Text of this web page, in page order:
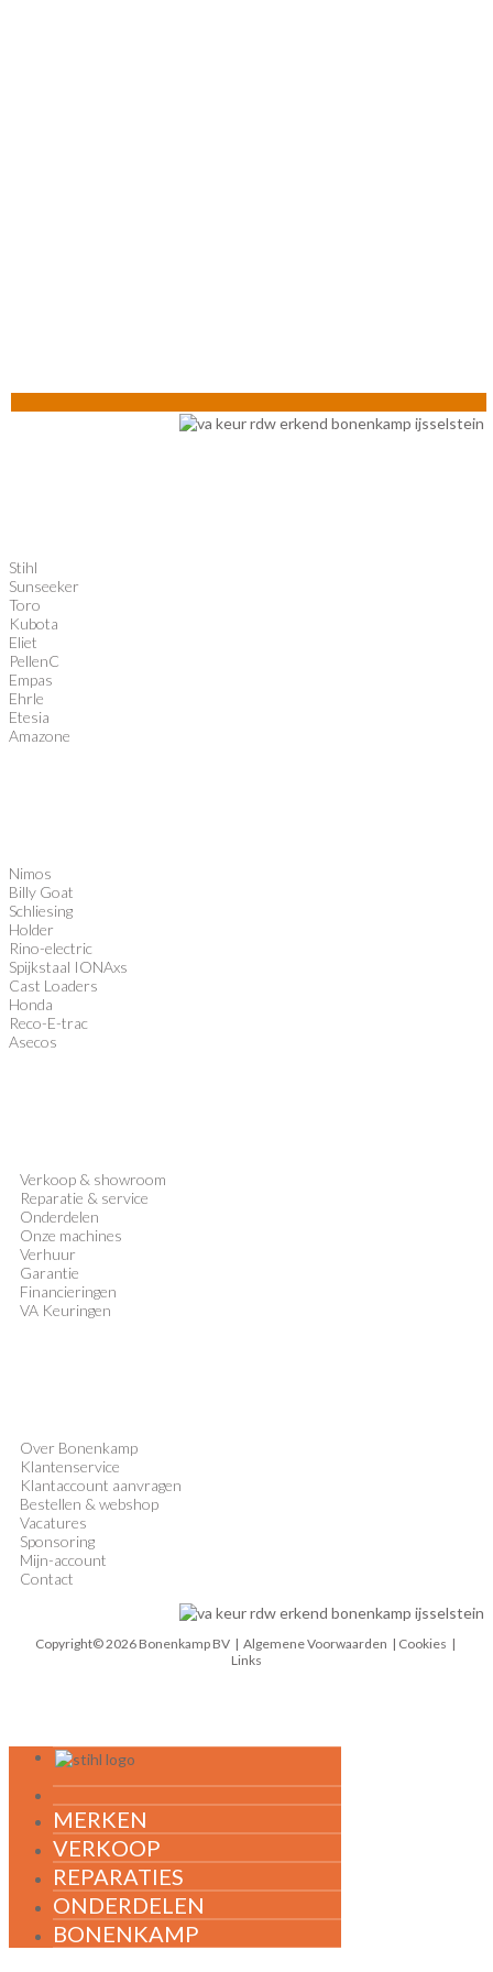
Stihl
Sunseeker
Toro
Kubota
Eliet
PellenC
Empas
Ehrle
Etesia
Amazone
Nimos
Billy Goat
Schliesing
Holder
Rino-electric
Spijkstaal IONAxs
Cast Loaders
Honda
Reco-E-trac
Asecos
Verkoop & showroom
Reparatie & service
Onderdelen
Onze machines
Verhuur
Garantie
Financieringen
VA Keuringen
Over Bonenkamp
Klantenservice
Klantaccount aanvragen
Bestellen & webshop
Vacatures
Sponsoring
Mijn-account
Contact
Copyright© 2026 Bonenkamp BV | Algemene Voorwaarden | Cookies |
Links
MERKEN
VERKOOP
REPARATIES
ONDERDELEN
BONENKAMP